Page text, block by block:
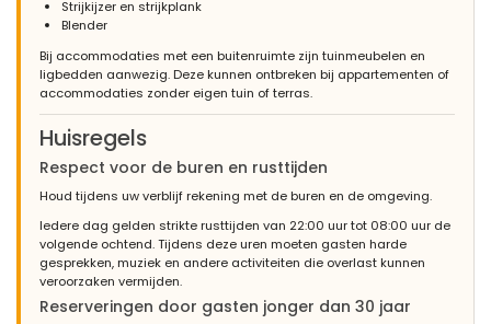
Das Mietobjekt ist innen wie aussen top. Der Pool ist gross und
trüb, fast alle bekamen Mittelohrentzündung und mussten zum
Arzt.Die gute Fee (Saskia), die zu Haus und Gast verantwortlich
ist, können wir in höchsten Tönen loben. Sie war zu jederzeit
erreichbar, und verwöhnte uns! Nochmals ein riesig grosses
Dankeschön an Saskia!
(Vertaald door Google)
zwembad is groot en erg prettig met de trap, maar het water
was wat troebel, bijna iedereen kreeg otitis media en moest
naar een dokter. We kunnen de feeënmoeder (Saskia), die thuis
en bij de gast verantwoordelijk is, op de hoogste tonen prijzen. Ze
was altijd beschikbaar en verwende ons! Nogmaals hartelijk
dank aan Saskia!
Strijkijzer en strijkplank
Blender
Bij accommodaties met een buitenruimte zijn tuinmeubelen en
ligbedden aanwezig. Deze kunnen ontbreken bij appartementen of
accommodaties zonder eigen tuin of terras.
Huisregels
Respect voor de buren en rusttijden
Houd tijdens uw verblijf rekening met de buren en de omgeving.
Iedere dag gelden strikte rusttijden van 22:00 uur tot 08:00 uur de
volgende ochtend. Tijdens deze uren moeten gasten harde
gesprekken, muziek en andere activiteiten die overlast kunnen
veroorzaken vermijden.
Reserveringen door gasten jonger dan 30 jaar